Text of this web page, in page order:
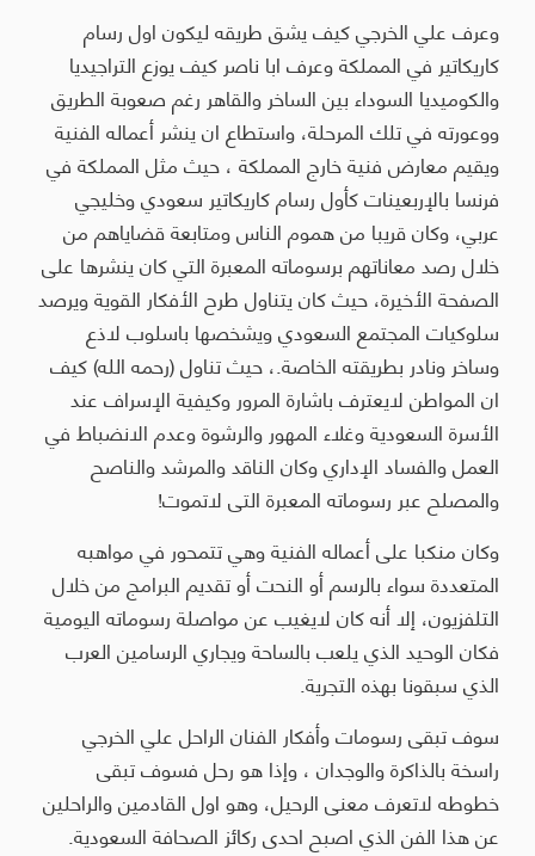
وعرف علي الخرجي كيف يشق طريقه ليكون اول رسام
كاريكاتير في المملكة وعرف ابا ناصر كيف يوزع التراجيديا
والكوميديا السوداء بين الساخر والقاهر رغم صعوبة الطريق
ووعورته في تلك المرحلة، واستطاع ان ينشر أعماله الفنية
ويقيم معارض فنية خارج المملكة ، حيث مثل المملكة في
فرنسا بالإربعينات كأول رسام كاريكاتير سعودي وخليجي
عربي، وكان قريبا من هموم الناس ومتابعة قضاياهم من
خلال رصد معاناتهم برسوماته المعبرة التي كان ينشرها على
الصفحة الأخيرة، حيث كان يتناول طرح الأفكار القوية ويرصد
سلوكيات المجتمع السعودي ويشخصها باسلوب لاذع
وساخر ونادر بطريقته الخاصة.، حيث تناول (رحمه الله) كيف
ان المواطن لايعترف باشارة المرور وكيفية الإسراف عند
الأسرة السعودية وغلاء المهور والرشوة وعدم الانضباط في
العمل والفساد الإداري وكان الناقد والمرشد والناصح
والمصلح عبر رسوماته المعبرة التى لاتموت!
وكان منكبا على أعماله الفنية وهي تتمحور في مواهبه
المتعددة سواء بالرسم أو النحت أو تقديم البرامج من خلال
التلفزيون، إلا أنه كان لايغيب عن مواصلة رسوماته اليومية
فكان الوحيد الذي يلعب بالساحة ويجاري الرسامين العرب
الذي سبقونا بهذه التجرية.
سوف تبقى رسومات وأفكار الفنان الراحل علي الخرجي
راسخة بالذاكرة والوجدان ، وإذا هو رحل فسوف تبقى
خطوطه لاتعرف معنى الرحيل، وهو اول القادمين والراحلين
عن هذا الفن الذي اصبح احدى ركائز الصحافة السعودية.